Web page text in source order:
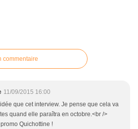
commentaire
11/09/2015 16:00
que cet interview. Je pense que cela va
quand elle paraîtra en octobre.<br />
Quichottine !